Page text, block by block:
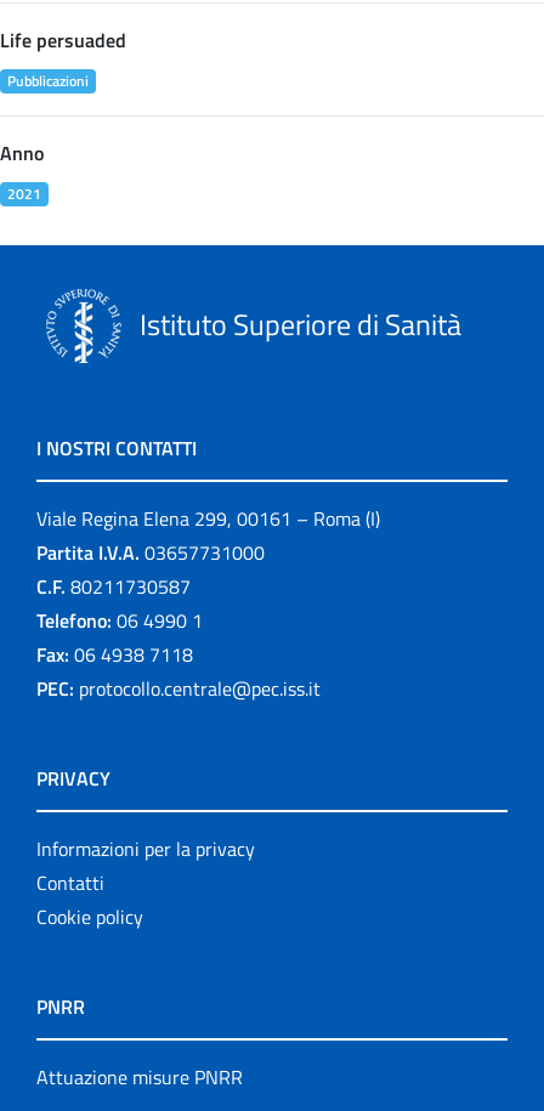
Life persuaded
Pubblicazioni
Anno
2021
Istituto Superiore di Sanità
I NOSTRI CONTATTI
Viale Regina Elena 299, 00161 – Roma (I)
Partita I.V.A. 03657731000
C.F. 80211730587
Telefono: 06 4990 1
Fax: 06 4938 7118
PEC: protocollo.centrale@pec.iss.it
PRIVACY
Informazioni per la privacy
Contatti
Cookie policy
PNRR
Attuazione misure PNRR